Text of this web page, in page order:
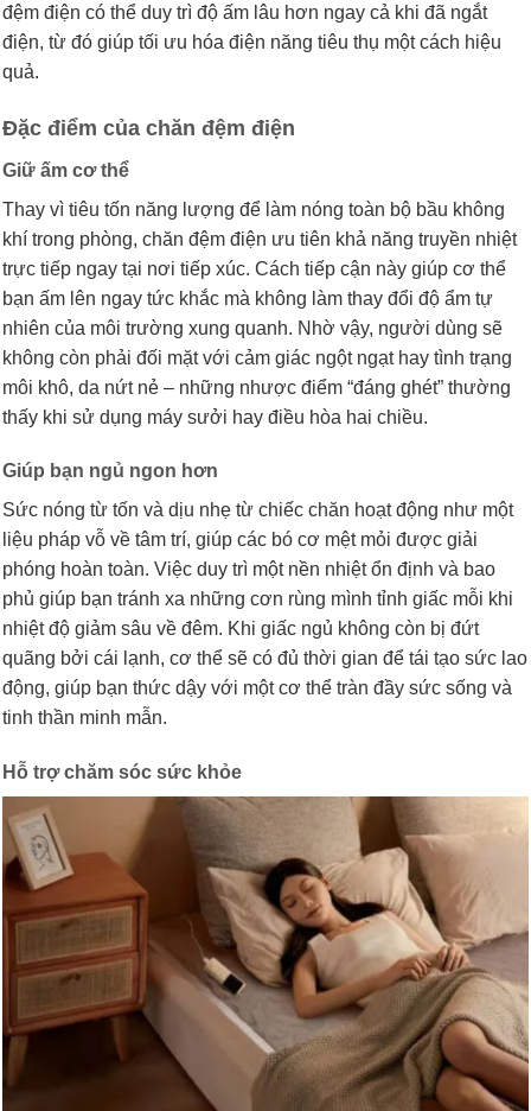
đệm điện có thể duy trì độ ấm lâu hơn ngay cả khi đã ngắt
điện, từ đó giúp tối ưu hóa điện năng tiêu thụ một cách hiệu
quả.
Đặc điểm của chăn đệm điện
Giữ ấm cơ thể
Thay vì tiêu tốn năng lượng để làm nóng toàn bộ bầu không
khí trong phòng, chăn đệm điện ưu tiên khả năng truyền nhiệt
trực tiếp ngay tại nơi tiếp xúc. Cách tiếp cận này giúp cơ thể
bạn ấm lên ngay tức khắc mà không làm thay đổi độ ẩm tự
nhiên của môi trường xung quanh. Nhờ vậy, người dùng sẽ
không còn phải đối mặt với cảm giác ngột ngạt hay tình trạng
môi khô, da nứt nẻ – những nhược điểm “đáng ghét” thường
thấy khi sử dụng máy sưởi hay điều hòa hai chiều.
Giúp bạn ngủ ngon hơn
Sức nóng từ tốn và dịu nhẹ từ chiếc chăn hoạt động như một
liệu pháp vỗ về tâm trí, giúp các bó cơ mệt mỏi được giải
phóng hoàn toàn. Việc duy trì một nền nhiệt ổn định và bao
phủ giúp bạn tránh xa những cơn rùng mình tỉnh giấc mỗi khi
nhiệt độ giảm sâu về đêm. Khi giấc ngủ không còn bị đứt
quãng bởi cái lạnh, cơ thể sẽ có đủ thời gian để tái tạo sức lao
động, giúp bạn thức dậy với một cơ thể tràn đầy sức sống và
tinh thần minh mẫn.
Hỗ trợ chăm sóc sức khỏe